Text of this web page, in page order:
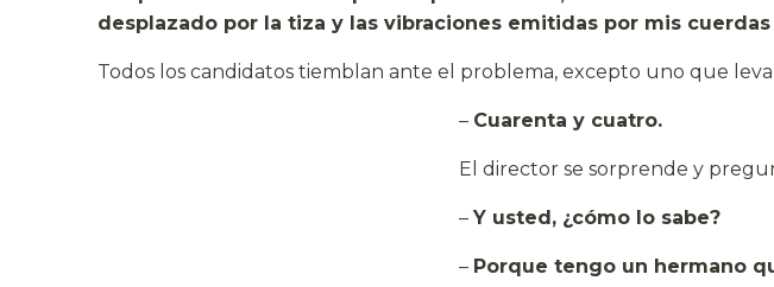
desplazado por la tiza y las vibraciones emitidas por mis
Todos los candidatos tiemblan ante el problema, excepto uno que
– Cuarenta y cuatro.
El director se sorprende y
– Y usted, ¿cómo lo sabe?
– Porque tengo un hermano